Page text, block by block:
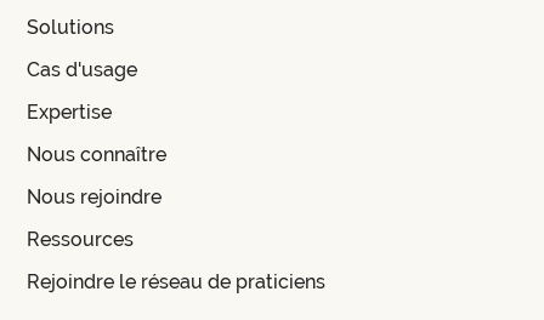
Solutions
Cas d'usage
Expertise
Nous connaître
Nous rejoindre
Ressources
Rejoindre le réseau de praticiens